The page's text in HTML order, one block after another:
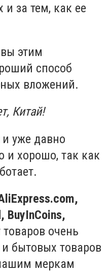
и за тем, как ее
этим
способ
вложений.
Китай!
и уже давно
и хорошо, так как
BuyInCoins,
очень
бытовых товаров
меркам